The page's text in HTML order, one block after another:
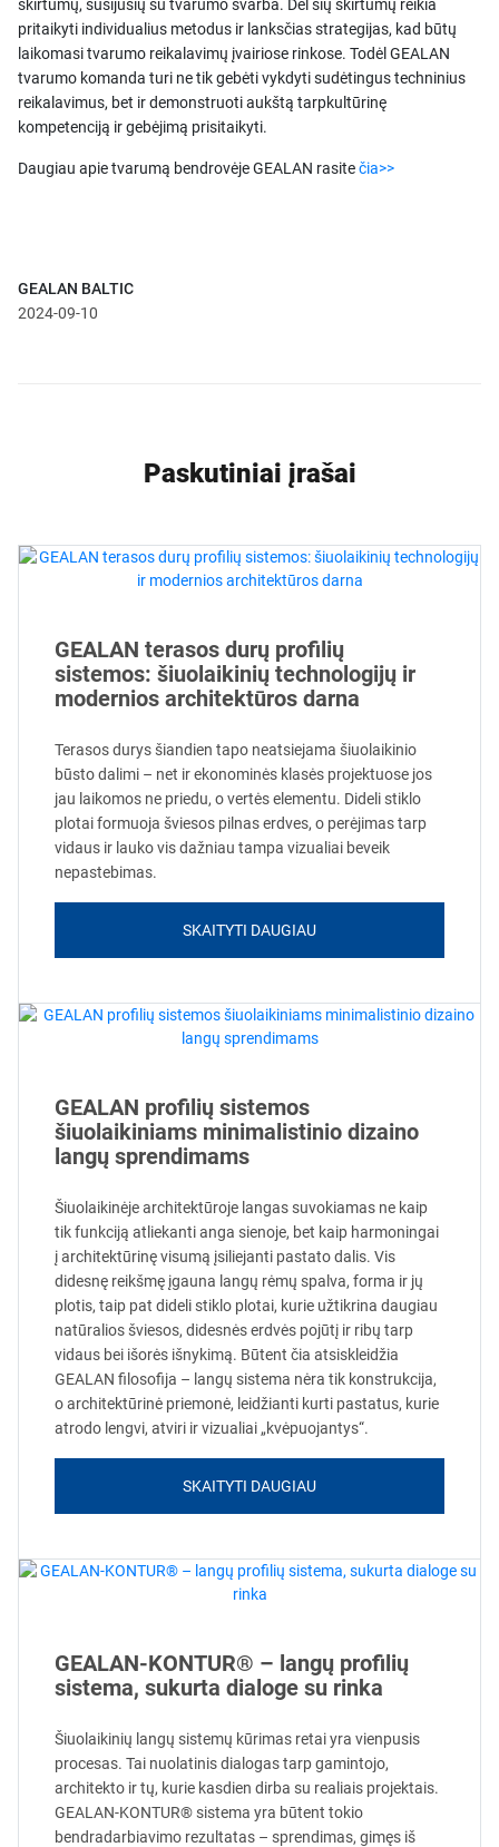
skirtumų, susijusių su tvarumo svarba. Dėl šių skirtumų reikia
pritaikyti individualius metodus ir lanksčias strategijas, kad būtų
laikomasi tvarumo reikalavimų įvairiose rinkose. Todėl GEALAN
tvarumo komanda turi ne tik gebėti vykdyti sudėtingus techninius
reikalavimus, bet ir demonstruoti aukštą tarpkultūrinę
kompetenciją ir gebėjimą prisitaikyti.
Daugiau apie tvarumą bendrovėje GEALAN rasitečia>>
GEALAN BALTIC
2024-09-10
Paskutiniai įrašai
GEALAN terasos durų profilių
sistemos: šiuolaikinių technologijų ir
modernios architektūros darna
Terasos durys šiandien tapo neatsiejama šiuolaikinio
būsto dalimi – net ir ekonominės klasės projektuose jos
jau laikomos ne priedu, o vertės elementu. Dideli stiklo
plotai formuoja šviesos pilnas erdves, o perėjimas tarp
vidaus ir lauko vis dažniau tampa vizualiai beveik
nepastebimas.
SKAITYTI DAUGIAU
GEALAN profilių sistemos
šiuolaikiniams minimalistinio dizaino
langų sprendimams
Šiuolaikinėje architektūroje langas suvokiamas ne kaip
tik funkciją atliekanti anga sienoje, bet kaip harmoningai
į architektūrinę visumą įsiliejanti pastato dalis. Vis
didesnę reikšmę įgauna langų rėmų spalva, forma ir jų
plotis, taip pat dideli stiklo plotai, kurie užtikrina daugiau
natūralios šviesos, didesnės erdvės pojūtį ir ribų tarp
vidaus bei išorės išnykimą. Būtent čia atsiskleidžia
GEALAN filosofija – langų sistema nėra tik konstrukcija,
o architektūrinė priemonė, leidžianti kurti pastatus, kurie
atrodo lengvi, atviri ir vizualiai „kvėpuojantys“.
SKAITYTI DAUGIAU
GEALAN-KONTUR® – langų profilių
sistema, sukurta dialoge su rinka
Šiuolaikinių langų sistemų kūrimas retai yra vienpusis
procesas. Tai nuolatinis dialogas tarp gamintojo,
architekto ir tų, kurie kasdien dirba su realiais projektais.
GEALAN-KONTUR® sistema yra būtent tokio
bendradarbiavimo rezultatas – sprendimas, gimęs iš